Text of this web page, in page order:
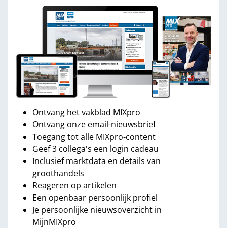
Ontvang het vakblad MIXpro
Ontvang onze email-nieuwsbrief
Toegang tot alle MIXpro-content
Geef 3 collega's een login cadeau
Inclusief marktdata en details van
groothandels
Reageren op artikelen
Een openbaar persoonlijk profiel
Je persoonlijke nieuwsoverzicht in
MijnMIXpro